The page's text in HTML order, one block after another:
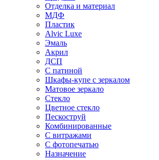
Отделка и материал
МДФ
Пластик
Alvic Luxe
Эмаль
Акрил
ДСП
С патиной
Шкафы-купе с зеркалом
Матовое зеркало
Стекло
Цветное стекло
Пескоструй
Комбинированные
С витражами
С фотопечатью
Назначение